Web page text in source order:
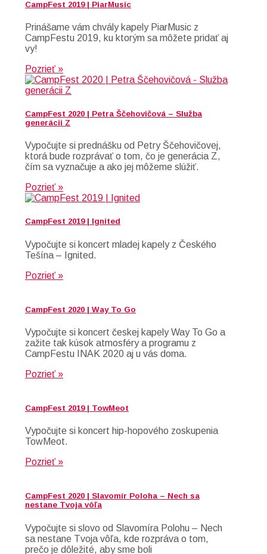
CampFest 2019 | PiarMusic
Prinášame vám chvály kapely PiarMusic z
CampFestu 2019, ku ktorým sa môžete pridať aj
vy!
Pozrieť »
CampFest 2020 | Petra Ščehovičová – Služba
generácii Z
Vypočujte si prednášku od Petry Ščehovičovej,
ktorá bude rozprávať o tom, čo je generácia Z,
čím sa vyznačuje a ako jej môžeme slúžiť.
Pozrieť »
CampFest 2019 | Ignited
Vypočujte si koncert mladej kapely z Českého
Tešína – Ignited.
Pozrieť »
CampFest 2020 | Way To Go
Vypočujte si koncert českej kapely Way To Go a
zažite tak kúsok atmosféry a programu z
CampFestu INAK 2020 aj u vás doma.
Pozrieť »
CampFest 2019 | TowMeot
Vypočujte si koncert hip-hopového zoskupenia
TowMeot.
Pozrieť »
CampFest 2020 | Slavomír Poloha – Nech sa
nestane Tvoja vôľa
Vypočujte si slovo od Slavomíra Polohu – Nech
sa nestane Tvoja vôľa, kde rozpráva o tom,
prečo je dôležité, aby sme boli